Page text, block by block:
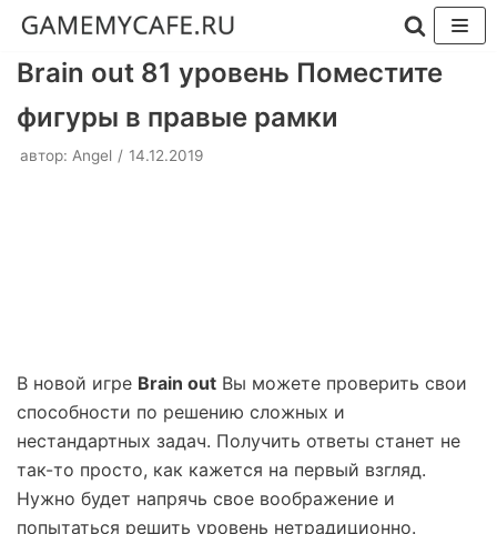
Перейти
содержимому
Brain out 81 уровень Поместите
фигуры в правые рамки
автор: Angel 14.12.2019
В новой игре Brain out Вы можете проверить свои
способности по решению сложных и
нестандартных задач. Получить ответы станет не
так-то просто, как кажется на первый взгляд.
Нужно будет напрячь свое воображение и
попытаться решить уровень нетрадиционно.